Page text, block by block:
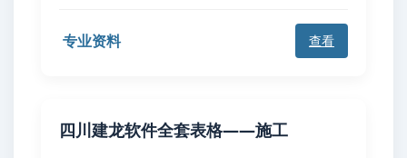
专业资料 查看
四川建龙软件全套表格——施工